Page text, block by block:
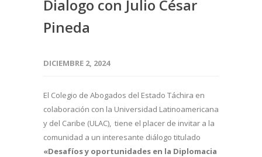
Dialogo con Julio César
Pineda
DICIEMBRE 2, 2024
El Colegio de Abogados del Estado Táchira en
colaboración con la Universidad Latinoamericana
y del Caribe (ULAC), tiene el placer de invitar a la
comunidad a un interesante diálogo titulado
«Desafíos y oportunidades en la Diplomacia